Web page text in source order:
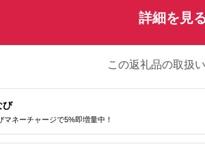
詳細を見る
この返礼品の取扱
び
マネーチャージで5%即増量中！